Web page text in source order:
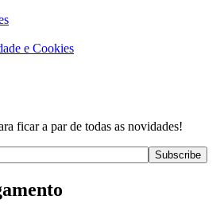
e Cookies
ficar a par de todas as novidades!